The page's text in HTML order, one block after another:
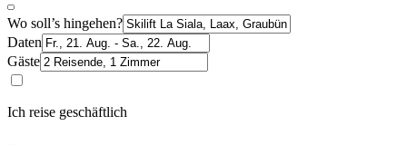
Wo soll’s hingehen?
Daten
Gäste
Ich reise geschäftlich